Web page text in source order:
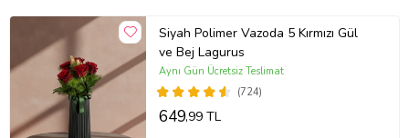
Siyah Polimer Vazoda 5 Kırmızı Gül
ve Bej Lagurus
(724)
Aynı Gün Ücretsiz Teslimat
649,99 TL